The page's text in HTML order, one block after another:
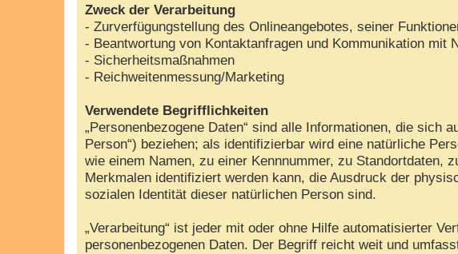
Zweck der Verarbeitung
- Zurverfügungstellung des Onlineangebotes, seiner
- Beantwortung von Kontaktanfragen und Kommunikation mit
- Sicherheitsmaßnahmen
- Reichweitenmessung/Marketing
Verwendete Begrifflichkeiten
„Personenbezogene Daten“ sind alle Informationen, die sich
Person“) beziehen; als identifizierbar wird eine natürliche
wie einem Namen, zu einer Kennnummer, zu Standortdaten,
Merkmalen identifiziert werden kann, die Ausdruck der
sozialen Identität dieser natürlichen Person sind.
„Verarbeitung“ ist jeder mit oder ohne Hilfe automatisierter
personenbezogenen Daten. Der Begriff reicht weit und